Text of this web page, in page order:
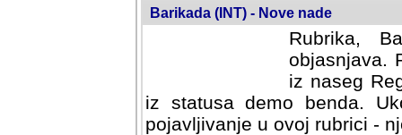
Barikada (INT) - Nove nade
Rubrika,
objasnjava.
iz naseg
iz statusa demo benda.
pojavljivanje u ovoj rubrici -